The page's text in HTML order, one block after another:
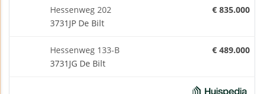
Hessenweg 202
3731JP De Bilt
€ 835.000
Hessenweg 133-B
3731JG De Bilt
€ 489.000